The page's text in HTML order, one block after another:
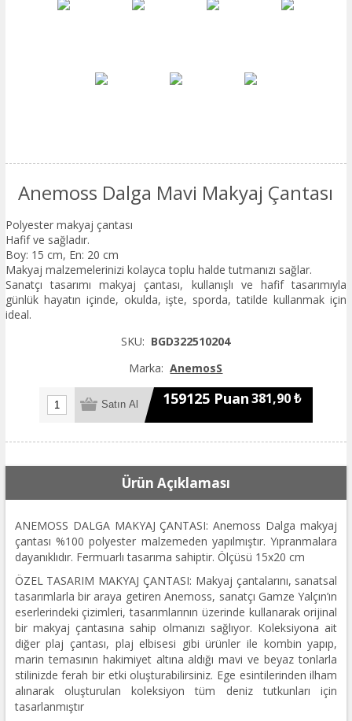
Anemoss Dalga Mavi Makyaj Çantası
Polyester makyaj çantası
Hafif ve sağladır.
Boy: 15 cm, En: 20 cm
Makyaj malzemelerinizi kolayca toplu halde tutmanızı sağlar.
Sanatçı tasarımı makyaj çantası, kullanışlı ve hafif tasarımıyla
günlük hayatın içinde, okulda, işte, sporda, tatilde kullanmak için
ideal.
SKU: BGD322510204
Marka: AnemosS
159125 Puan381,90 ₺
Ürün Açıklaması
ANEMOSS DALGA MAKYAJ ÇANTASI: Anemoss Dalga makyaj
çantası %100 polyester malzemeden yapılmıştır. Yıpranmalara
dayanıklıdır. Fermuarlı tasarıma sahiptir. Ölçüsü 15x20 cm
ÖZEL TASARIM MAKYAJ ÇANTASI: Makyaj çantalarını, sanatsal
tasarımlarla bir araya getiren Anemoss, sanatçı Gamze Yalçın’ın
eserlerindeki çizimleri, tasarımlarının üzerinde kullanarak orijinal
bir makyaj çantasına sahip olmanızı sağlıyor. Koleksiyona ait
diğer plaj çantası, plaj elbisesi gibi ürünler ile kombin yapıp,
marin temasının hakimiyet altına aldığı mavi ve beyaz tonlarla
stilinizde ferah bir etki oluşturabilirsiniz. Ege esintilerinden ilham
alınarak oluşturulan koleksiyon tüm deniz tutkunları için
tasarlanmıştır